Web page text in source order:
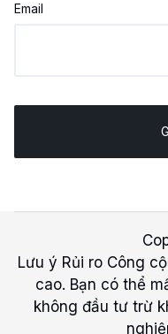
Email
Lưu ý Rủi ro Công
cao. Bạn có thể
không đầu tư trừ